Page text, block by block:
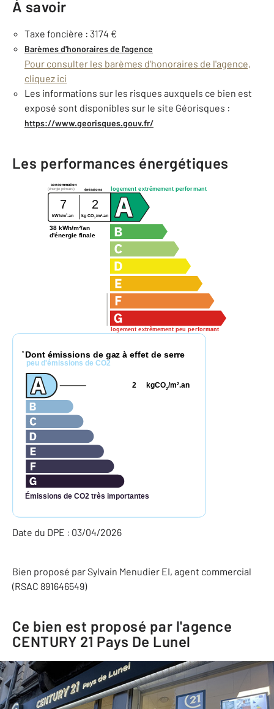
À savoir
Taxe foncière : 3174 €
Barèmes d'honoraires de l'agence
Pour consulter les barèmes d'honoraires de l'agence,
cliquez ici
Les informations sur les risques auxquels ce bien est
exposé sont disponibles sur le site Géorisques :
https://www.georisques.gouv.fr/
Les performances énergétiques
logement extrêmement performant
logement extrêmement peu performant
consommation
émissions
(énergie primaire)
7 2
kWh/m2.an kg CO2 /m2.an
38 kWh/m²/an
d'énergie finale
* Dont émissions de gaz à effet de serre
peu d'émissions de CO2
Émissions de CO2 très importantes
kgCO2/m2.an
2
Date du DPE : 03/04/2026
Bien proposé parSylvain Menudier EI, agent commercial
(RSAC 891646549)
Ce bien est proposé par l'agence
CENTURY 21 Pays De Lunel